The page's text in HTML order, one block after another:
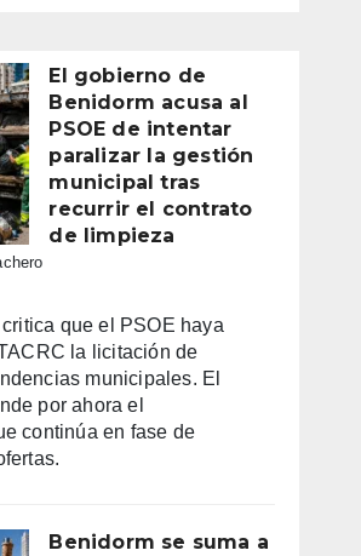
El gobierno de
Benidorm acusa al
PSOE de intentar
paralizar la gestión
municipal tras
recurrir el contrato
de limpieza
que el PSOE haya
la licitación de
municipales. El
por ahora el
continúa en fase de
Benidorm se suma a